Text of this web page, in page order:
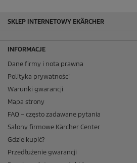
SKLEP INTERNETOWY EKÄRCHER
INFORMACJE
Dane firmy i nota prawna
Polityka prywatności
Warunki gwarancji
Mapa strony
FAQ – często zadawane pytania
Salony firmowe Kärcher Center
Gdzie kupić?
Przedłużenie gwarancji